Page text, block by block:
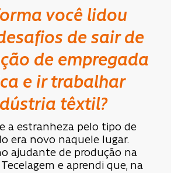
você lidou
de sair de
de empregada
e ir trabalhar
têxtil?
a estranheza pelo tipo de
era novo naquele lugar.
ajudante de produção na
e aprendi que, na